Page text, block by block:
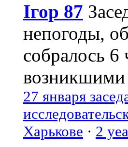
Ігор 87
непогоды,
собралось 6
возникшими
27 января
Харькове · 2